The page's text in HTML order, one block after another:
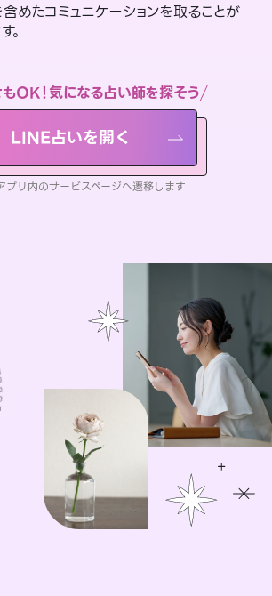
めたコミュニケーションを取ることが
。
OK！気になる占い師を探そう
LINE占いを開く
リ内のサービスページへ遷移します